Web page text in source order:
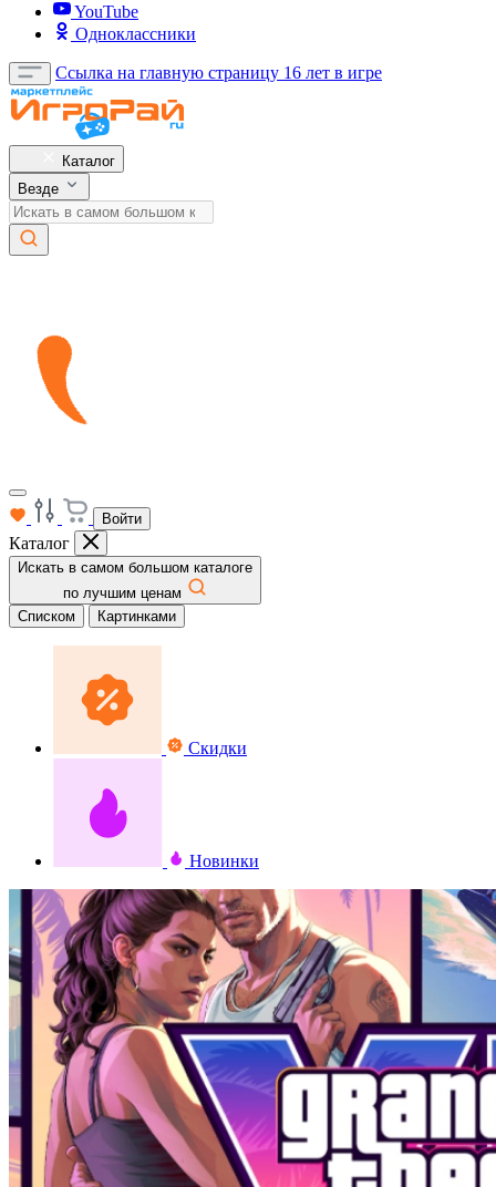
YouTube
Одноклассники
Ссылка на главную страницу 16 лет в игре
Каталог
Везде
Войти
Каталог
Искать в самом большом каталоге
по лучшим ценам
Списком
Картинками
Скидки
Новинки